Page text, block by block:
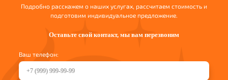
Подробно расскажем о наших услугах, рассчитаем стоимость и
подготовим индивидуальное предложение.
Оставьте свой контакт, мы вам перезвоним
Ваш телефон: